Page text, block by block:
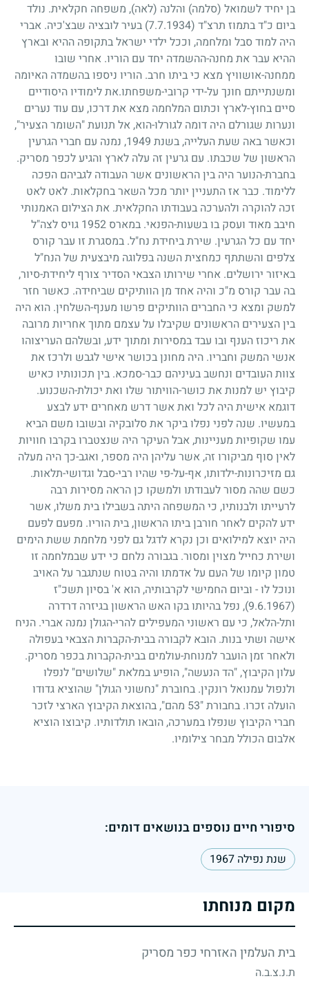
בן יחיד לשמואל (סלמה) והלנה (לאה), משפחה חקלאית. נולד
ביום כ"ד בתמוז תרצ"ד (7.7.1934)
בעיר לובציה שבצ'כיה. אברי
היה למוד סבל ומלחמה, וככל ילדי ישראל בתקופה ההיא ובארץ
ההיא עבר את מחנה-ההשמדה יחד עם הוריו. אחרי שובו
ממחנה-אושוויץ מצא כי ביתו חרב. הוריו ניספו בהשמדה האיומה
ומשנתייתם חונך על-ידי קרובי-משפחתו.את לימודיו היסודיים
סיים בחוץ-לארץ וכתום המלחמה מצא את דרכו, עם עוד נערים
ונערות שגורלם היה דומה לגורלו-הוא, אל תנועת "השומר הצעיר",
וכאשר באה שעת העלייה, בשנת 1949, נמנה עם חברי הגרעין
הראשון של שכבתו. עם גרעין זה עלה לארץ והגיע לכפר מסריק.
בחברת-הנוער היה בין הראשונים אשר העבודה לגביהם הפכה
ללימוד. כבר אז התעניין יותר מכל השאר בחקלאות. לאט לאט
זכה להוקרה ולהערכה בעבודתו החקלאית. את הצילום האמנותי
חיבב מאוד ועסק בו בשעות-הפנאי. במארס 1952 גויס לצה"ל
יחד עם כל הגרעין. שירת ביחידת נח"ל. במסגרת זו עבר קורס
צלפים והשתתף כמחצית השנה בפלוגה מיבצעית של הנח"ל
באיזור ירושלים. אחרי שירותו הצבאי הסדיר צורף ליחידת-סיור,
בה עבר קורס מ"כ והיה אחד מן הוותיקים שביחידה. כאשר חזר
למשק ומצא כי החברים הוותיקים פרשו מענף-השלחין. הוא היה
בין הצעירים הראשונים שקיבלו על עצמם מתוך אחריות מרובה
את ריכוז הענף ובו עבד במסירות ומתוך ידע, ובשלהם העריצוהו
אנשי המשק וחבריו. היה מחונן בכושר אישי לגבש ולרכז את
צוות העובדים ונחשב בעיניהם כבר-סמכא. בין תכונותיו כאיש
קיבוץ יש למנות את כושר-הוויתור שלו ואת יכולת-השכנוע.
דוגמא אישית היה לכל ואת אשר דרש מאחרים ידע לבצע
במעשיו. שנה לפני נפלו ביקר את סלובקיה ובשובו משם הביא
עמו שקופיות מעניינות, אבל העיקר היה שנצטברו בקרבו חוויות
לאין סוף מביקורו זה, אשר עליהן היה מספר, ואגב-כך היה מעלה
גם מזיכרונות-ילדותו, אף-על-פי שהיו רבי-סבל וגדושי-תלאות.
כשם שהה מסור לעבודתו ולמשקו כן הראה מסירות רבה
לרעייתו ולבנותיו, כי המשפחה היתה בשבילו בית משלו, אשר
ידע להקים לאחר חורבן ביתו הראשון, בית הוריו. מפעם לפעם
היה יוצא למילואים וכן נקרא לדגל גם לפני מלחמת ששת הימים
ושירת כחייל מצוין ומסור. בגבורה נלחם כי ידע שבמלחמה זו
טמון קיומו של העם על אדמתו והיה בטוח שנתגבר על האויב
ונוכל לו - וביום החמישי לקרבותיה, הוא א' בסיון תשכ"ז
(9.6.1967)
, נפל בהיותו בקו האש הראשון בגיזרה דרדרה
ותל-הלאל, כי עם ראשוני המעפילים להרי-הגולן נמנה אברי. הניח
אישה ושתי בנות. הובא לקבורה בבית-הקברות הצבאי בעפולה
ולאחר זמן הועבר למנוחת-עולמים בבית-הקברות בכפר מסריק.
עלון הקיבוץ, "הד הנעשה", הופיע במלאת "שלושים" לנפלו
ולנפול עמנואל רונקין. בחוברת "נחשוני הגולן" שהוציא גדודו
הועלה זכרו. בחבורת53" מהם", בהוצאת הקיבוץ הארצי לזכר
חברי הקיבוץ שנפלו במערכה, הובאו תולדותיו. קיבוצו הוציא
אלבום הכולל מבחר צילומיו.
סיפורי חיים נוספים בנושאים דומים:
שנת נפילה 1967
מקום מנוחתו
בית העלמין האזרחי כפר מסריק
ת.נ.צ.ב.ה